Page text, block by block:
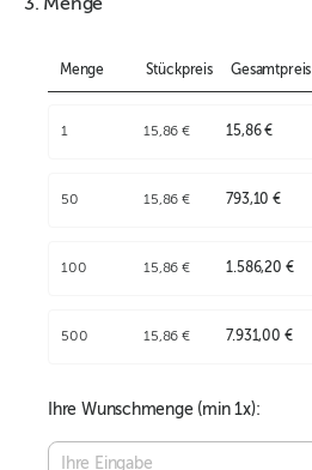
3. Menge
Menge Stückpreis Gesamtpreis
1 15,86 € 15,86 €
50 15,86 € 793,10 €
100 15,86 € 1.586,20 €
500 15,86 € 7.931,00 €
Ihre Wunschmenge (min1x):